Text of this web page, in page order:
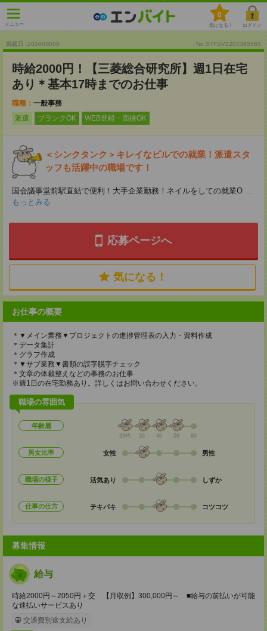
メニュー
0
気になる！ ログイン
掲載日 :2026/08/05 No.STFSV2204385565
時給2000円！【三菱総合研究所】週1日在宅
あり＊基本17時までのお仕事
職種： 一般事務
派遣
ブランクOK WEB登録・面接OK
＜シンクタンク＞キレイなビルでの就業！派遣スタ
ッフも活躍中の職場です！
国会議事堂前駅直結で便利！大手企業勤務！ネイルをしての就業O ...
もっとみる
応募ページへ
気になる！
お仕事の概要
＊▼メイン業務▼プロジェクトの進捗管理表の入力・資料作成
＊データ集計
＊グラフ作成
＊▼サブ業務▼書類の誤字脱字チェック
＊文章の体裁整えなどの事務のお仕事
※週1日の在宅勤務あり。詳しくはお問い合わせください。
職場の雰囲気
年齢層
20代 30 40 50 60
男女比率 女性 男性
職場の様子 活気あり しずか
仕事の仕方 テキパキ コツコツ
募集情報
給与
時給2000円～2050円＋交 【月収例】300,000円～ ■給与の前払いが可能
な速払いサービスあり
交通費別途支給あり